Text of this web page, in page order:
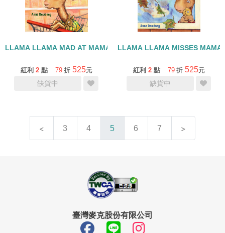
LLAMA LLAMA MAD AT MAMA/精裝/八月底到貨
紅利 2 點 79 折 525元
缺貨中
LLAMA LLAMA MISSES MAMA/
紅利 2 點 79 折 525元
缺貨中
3 4 5 6 7
臺灣麥克股份有限公司